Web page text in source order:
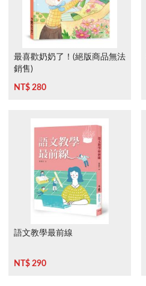
最喜歡奶奶了！(絕版商品無法
銷售)
NT$ 280
語文教學最前線
NT$ 290